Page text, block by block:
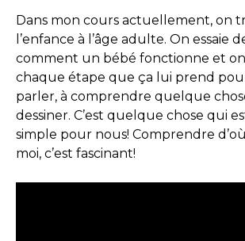
Dans mon cours actuellement, on
l’enfance à l’âge adulte. On essaie
comment un bébé fonctionne et
chaque étape que ça lui prend
parler, à comprendre quelque
dessiner. C’est quelque chose qui
simple pour nous! Comprendre
moi, c’est fascinant!